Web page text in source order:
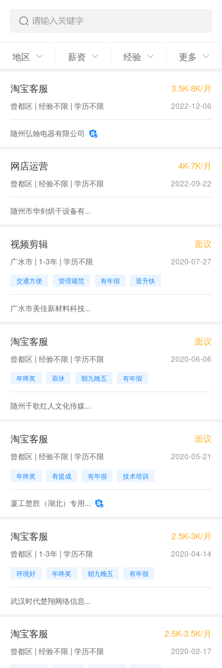
地区 薪资 经验 更多
淘宝客服 3.5K-8K/月
曾都区 | 经验不限 | 学历不限 2022-12-06
随州弘翰电器有限公司
网店运营 4K-7K/月
曾都区 | 经验不限 | 学历不限 2022-09-22
随州市华剑烘干设备有...
视频剪辑 面议
广水市 | 1-3年 | 学历不限 2020-07-27
交通方便 管理规范 有年假 晋升快
广水市美佳新材料科技...
淘宝客服 面议
曾都区 | 经验不限 | 学历不限 2020-06-06
年终奖 双休 朝九晚五 有年假
随州千歌红人文化传媒...
淘宝客服 面议
曾都区 | 经验不限 | 学历不限 2020-05-21
年终奖 有提成 有年假 技术培训
厦工楚胜（湖北）专用...
淘宝客服 2.5K-3K/月
曾都区 | 1-3年 | 学历不限 2020-04-14
环境好 年终奖 朝九晚五 有年假
武汉时代楚翔网络信息...
淘宝客服 2.5K-3.5K/月
曾都区 | 经验不限 | 学历不限 2020-02-17